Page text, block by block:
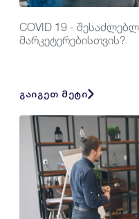
COVID 19 -
მარკეტერებისთვის?
გაიგეთ მეტი